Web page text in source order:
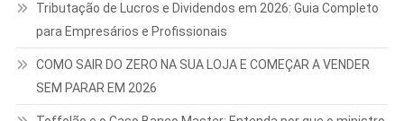
Tributação de Lucros e Dividendos em 2026: Guia Completo
para Empresários e Profissionais
COMO SAIR DO ZERO NA SUA LOJA E COMEÇAR A VENDER
SEM PARAR EM 2026